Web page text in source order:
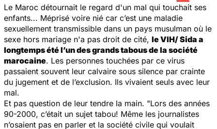
Le Maroc détournait le regard d'un mal qui touchait ses
enfants... Méprisé voire nié car c’est une maladie
sexuellement transmissible dans un pays musulman où le
sexe hors mariage n'a pas droit de cité, le VIH/ Sida a
longtemps été l’un des grands tabous de la société
marocaine. Les personnes touchées par ce virus
passaient souvent leur calvaire sous silence par crainte
du jugement et de l’exclusion. Ils vivaient seuls avec leur
mal.
Et pas question de leur tendre la main. "Lors des années
90-2000, c’était un sujet tabou! Même les journalistes
n’osaient pas en parler et la société civile qui voulait